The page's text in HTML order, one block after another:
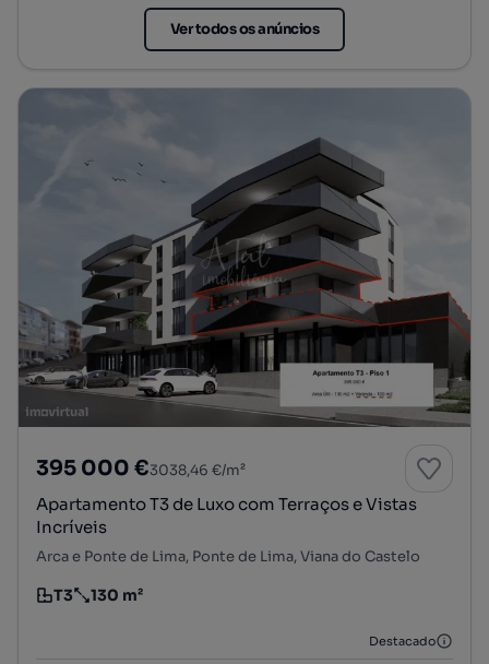
Ver todos os anúncios
395 000 €3038,46 €/m²
Apartamento T3 de Luxo com Terraços e Vistas
Incríveis
Arca e Ponte de Lima, Ponte de Lima, Viana do Castelo
Tipologia
T3
Preço por metro quadrado
130 m²
Destacado